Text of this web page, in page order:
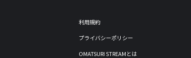
利用規約
プライバシーポリシー
OMATSURI STREAMとは